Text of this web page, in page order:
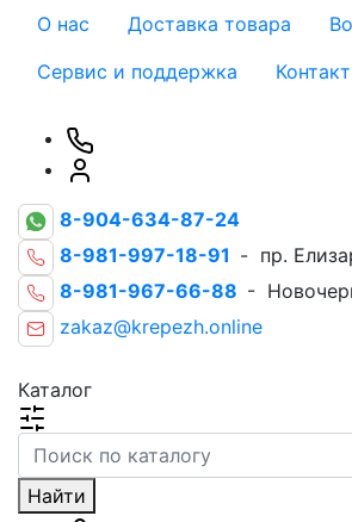
О нас Доставка товара
Сервис и поддержка
8-904-634-87-24
8-981-997-18-91 - пр.
8-981-967-66-88 -
zakaz@krepezh.online
Каталог
Найти